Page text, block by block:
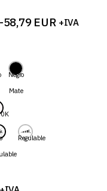
-58,79 EUR +IVA
Negro
Mate
Regulable